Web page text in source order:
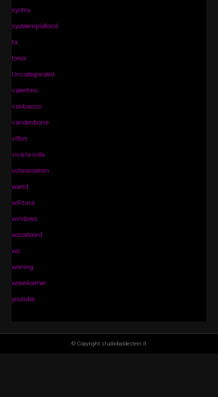
syntra
systeemplafond
ta
tonor
Uncategorized
valentino
vanbasco
vandenborre
vilton
viva la vida
volwassenen
wand
will tura
windows
wisseloord
wo
woning
woonkamer
youtube
© Copyright studiobaldestein.it